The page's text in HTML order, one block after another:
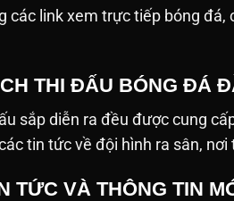
các link xem trực tiếp bóng
THI ĐẤU BÓNG ĐÁ
sắp diễn ra đều được cung
tin tức về đội hình ra sân,
TỨC VÀ THÔNG TIN